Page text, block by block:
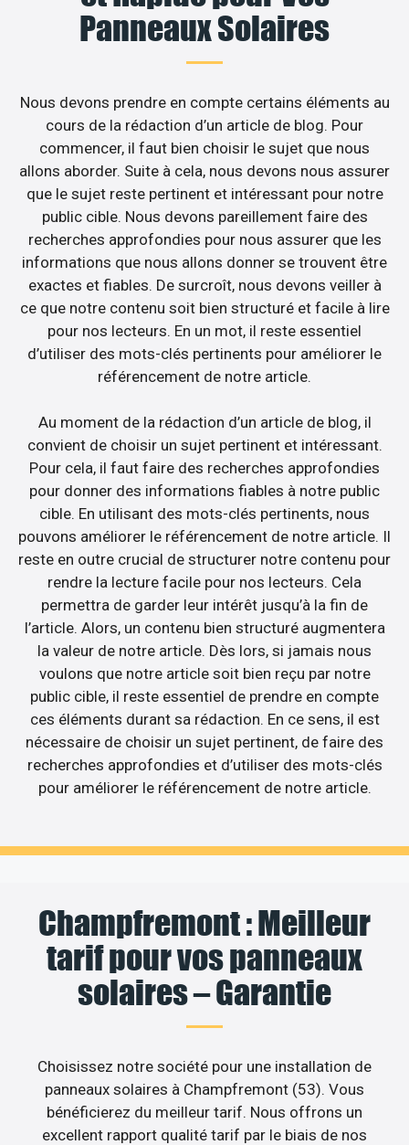
Panneaux Solaires
Nous devons prendre en compte certains éléments au
cours de la rédaction d’un article de blog. Pour
commencer, il faut bien choisir le sujet que nous
allons aborder. Suite à cela, nous devons nous assurer
que le sujet reste pertinent et intéressant pour notre
public cible. Nous devons pareillement faire des
recherches approfondies pour nous assurer que les
informations que nous allons donner se trouvent être
exactes et fiables. De surcroît, nous devons veiller à
ce que notre contenu soit bien structuré et facile à lire
pour nos lecteurs. En un mot, il reste essentiel
d’utiliser des mots-clés pertinents pour améliorer le
référencement de notre article.
Au moment de la rédaction d’un article de blog, il
convient de choisir un sujet pertinent et intéressant.
Pour cela, il faut faire des recherches approfondies
pour donner des informations fiables à notre public
cible. En utilisant des mots-clés pertinents, nous
pouvons améliorer le référencement de notre article. Il
reste en outre crucial de structurer notre contenu pour
rendre la lecture facile pour nos lecteurs. Cela
permettra de garder leur intérêt jusqu’à la fin de
l’article. Alors, un contenu bien structuré augmentera
la valeur de notre article. Dès lors, si jamais nous
voulons que notre article soit bien reçu par notre
public cible, il reste essentiel de prendre en compte
ces éléments durant sa rédaction. En ce sens, il est
nécessaire de choisir un sujet pertinent, de faire des
recherches approfondies et d’utiliser des mots-clés
pour améliorer le référencement de notre article.
Champfremont : Meilleur
tarif pour vos panneaux
solaires – Garantie
Choisissez notre société pour une installation de
panneaux solaires à Champfremont (53). Vous
bénéficierez du meilleur tarif. Nous offrons un
excellent rapport qualité tarif par le biais de nos